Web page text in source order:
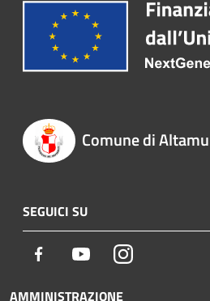
Comune di
SEGUICI SU
Facebook YoutubeInstagram
AMMINISTRAZIONE